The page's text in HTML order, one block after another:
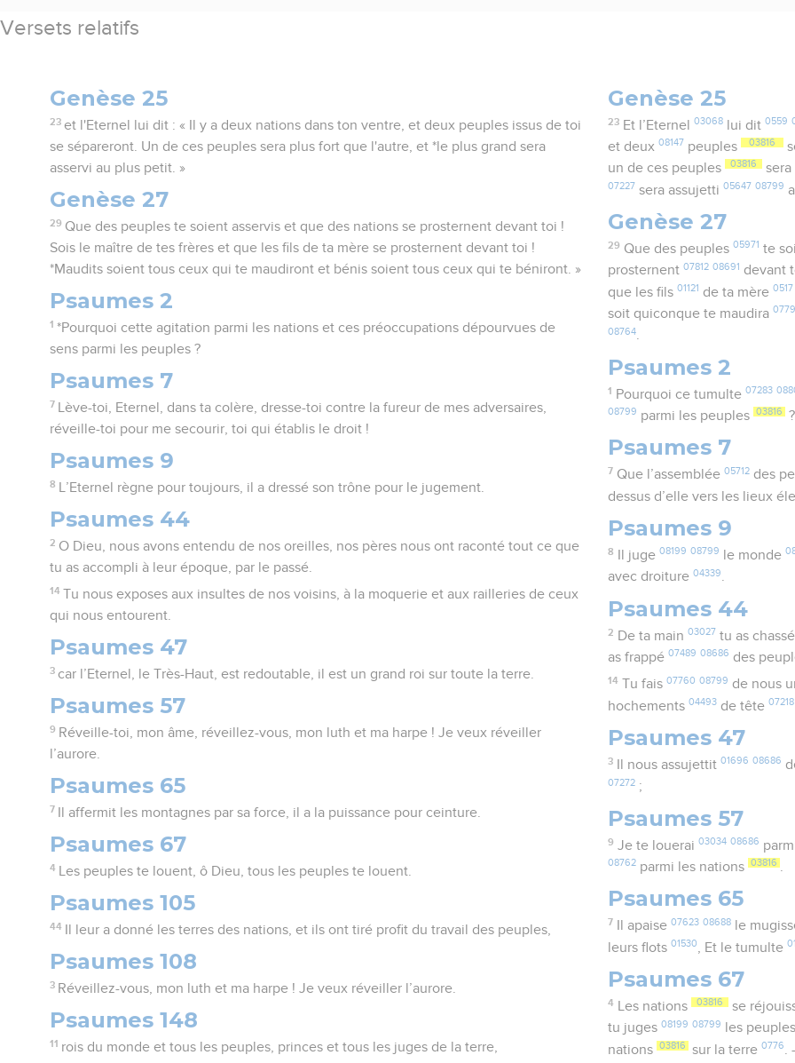
Versets relatifs
Genèse 25
23 et l'Eternel lui dit : « Il y a deux nations dans ton ventre, et deux peuples issus de toi
se sépareront. Un de ces peuples sera plus fort que l'autre, et *le plus grand sera
asservi au plus petit. »
Genèse 27
29 Que des peuples te soient asservis et que des nations se prosternent devant toi !
Sois le maître de tes frères et que les fils de ta mère se prosternent devant toi !
*Maudits soient tous ceux qui te maudiront et bénis soient tous ceux qui te béniront. »
Psaumes 2
1 *Pourquoi cette agitation parmi les nations et ces préoccupations dépourvues de
sens parmi les peuples ?
Psaumes 7
7
Lève-toi, Eternel, dans ta colère, dresse-toi contre la fureur de mes adversaires,
réveille-toi pour me secourir, toi qui établis le droit !
Psaumes 9
8 L’Eternel règne pour toujours, il a dressé son trône pour le jugement.
Psaumes 44
2 O Dieu, nous avons entendu de nos oreilles, nos pères nous ont raconté tout ce que
tu as accompli à leur époque, par le passé.
14 Tu nous exposes aux insultes de nos voisins, à la moquerie et aux railleries de ceux
qui nous entourent.
Psaumes 47
3 car l’Eternel, le Très-Haut, est redoutable, il est un grand roi sur toute la terre.
Psaumes 57
9 Réveille-toi, mon âme, réveillez-vous, mon luth et ma harpe ! Je veux réveiller
l’aurore.
Psaumes 65
7 Il affermit les montagnes par sa force, il a la puissance pour ceinture.
Psaumes 67
4 Les peuples te louent, ô Dieu, tous les peuples te louent.
Psaumes 105
44 Il leur a donné les terres des nations, et ils ont tiré profit du travail des peuples,
Psaumes 108
3 Réveillez-vous, mon luth et ma harpe ! Je veux réveiller l’aurore.
Psaumes 148
11 rois du monde et tous les peuples, princes et tous les juges de la terre,
Genèse 25
23 Et l’Eternel 03068lui dit 0559
et deux08147 peuples 03816
un de ces peuples 03816
07227 sera assujetti05647 08799
Genèse 27
29 Que des peuples 05971 te
prosternent07812 08691 devant
que les fils01121 de ta mère0517
soit quiconque te maudira0779
08764.
Psaumes 2
1 Pourquoi ce tumulte 07283
08799 parmi les peuples 03816 ?
Psaumes 7
7 Que l’assemblée 05712des
dessus d’elle vers les lieux
Psaumes 9
8 Il juge 08199 08799 le monde
avec droiture04339.
Psaumes 44
2 De ta main 03027 tu as chassé
as frappé07489 08686 des
14 Tu fais 07760 08799 de nous
hochements04493 de tête07218
Psaumes 47
3 Il nous assujettit 01696 08686
07272 ;
Psaumes 57
9 Je te louerai 03034 08686
08762 parmi les nations 03816 .
Psaumes 65
7 Il apaise 07623 08688le
leurs flots01530 , Et le tumulte
Psaumes 67
4 Les nations 03816 se
tu juges08199 08799 les
nations 03816 sur la terre0776